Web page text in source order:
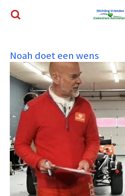
Ga
direct
hoofdinhoud
Noah doet een wens